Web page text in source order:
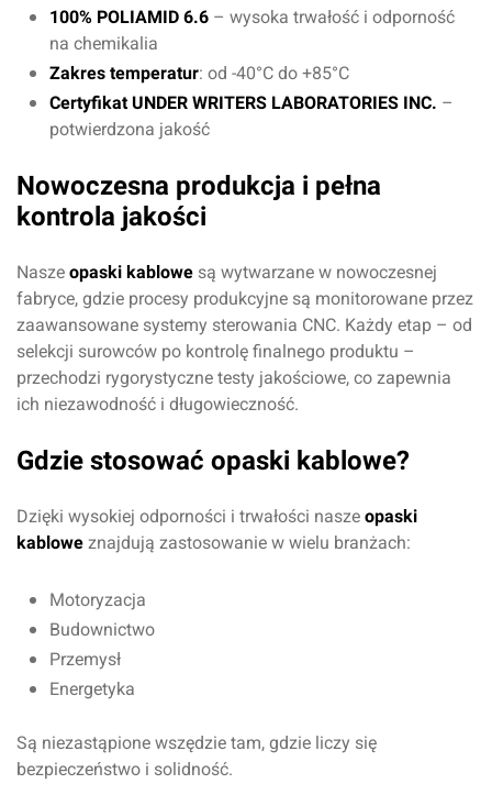
100% POLIAMID 6.6 – wysoka trwałość i odporność
na chemikalia
Zakres temperatur: od -40°C do +85°C
Certyfikat UNDER WRITERS LABORATORIES INC. –
potwierdzona jakość
Nowoczesna produkcja i pełna
kontrola jakości
Nasze opaski kablowe są wytwarzane w nowoczesnej
fabryce, gdzie procesy produkcyjne są monitorowane przez
zaawansowane systemy sterowania CNC. Każdy etap – od
selekcji surowców po kontrolę finalnego produktu –
przechodzi rygorystyczne testy jakościowe, co zapewnia
ich niezawodność i długowieczność.
Gdzie stosować opaski kablowe?
Dzięki wysokiej odporności i trwałości nasze opaski
kablowe znajdują zastosowanie w wielu branżach:
Motoryzacja
Budownictwo
Przemysł
Energetyka
Są niezastąpione wszędzie tam, gdzie liczy się
bezpieczeństwo i solidność.
Oceń produkt